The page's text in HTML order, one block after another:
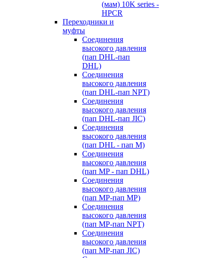
(мам) 10K series -
HPCR
Переходники и
муфты
Cоединения
высокого давления
(пап DHL-пап
DHL)
Соединения
высокого давления
(пап DHL-пап NPT)
Соединения
высокого давления
(пап DHL-пап JIC)
Cоединения
высокого давления
(пап DHL - пап M)
Cоединения
высокого давления
(пап MP - пап DHL)
Соединения
высокого давления
(пап MP-пап MP)
Соединения
высокого давления
(пап MP-пап NPT)
Соединения
высокого давления
(пап MP-пап JIC)